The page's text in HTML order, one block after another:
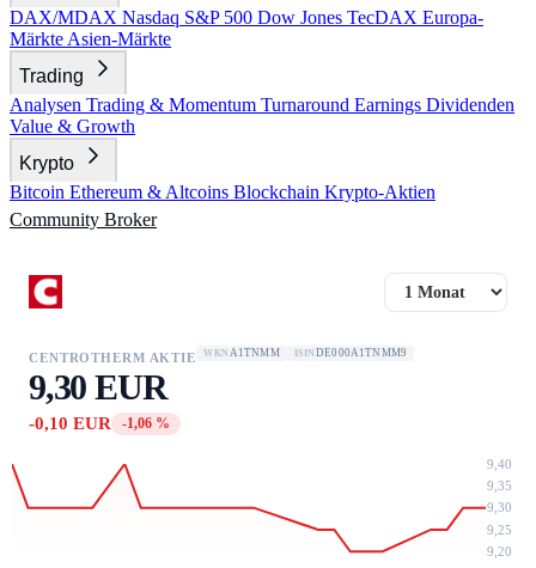
DAX/MDAX Nasdaq S&P 500 Dow Jones TecDAX Europa-
Märkte Asien-Märkte
Trading
Analysen Trading & Momentum Turnaround Earnings Dividenden
Value & Growth
Krypto
Bitcoin Ethereum & Altcoins Blockchain Krypto-Aktien
Community Broker
CENTROTHERM AKTIE WKN A1TNMM ISIN DE000A1TNMM9
9,30 EUR
-0,10 EUR -1,06 %
9,40
9,35
9,30
9,25
9,20